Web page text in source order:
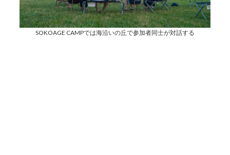
SOKOAGE CAMPでは海沿いの丘で参加者同士が対話する